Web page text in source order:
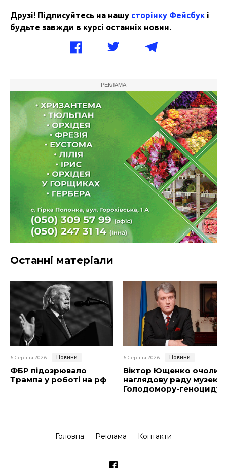
Друзі! Підписуйтесь на нашу сторінку Фейсбук і
будьте завжди в курсі останніх новин.
РЕКЛАМА
Останні матеріали
6 Серпня 2026 Новини
ФБР підозрювало
Трампа у роботі на рф
6 Серпня 2026 Новини
Віктор Ющенко очолив
наглядову раду музею
Голодомору-геноциду
Головна Реклама Контакти